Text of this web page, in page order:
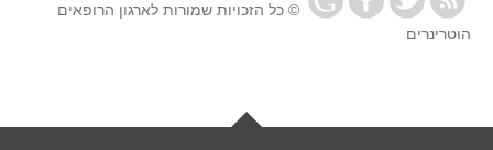
© כל הזכויות שמורות לארגון הרופאים
הוטרינרים